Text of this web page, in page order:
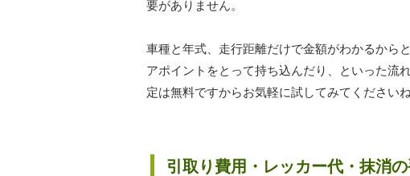
要がありません。
車種と年式、走行距離だけで金額がわかるから
アポイントをとって持ち込んだり、といった流
定は無料ですからお気軽に試してみてくださいね
引取り費用・レッカー代・抹消